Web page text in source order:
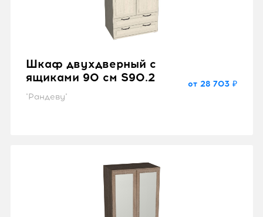
Шкаф двухдверный с
ящиками 90 см S90.2
"Рандеву"
от 28 703 ₽